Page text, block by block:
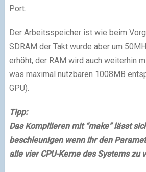
Port.
Der Arbeitsspeicher ist wie beim
SDRAM der Takt wurde aber um
erhöht, der RAM wird auch weiterhin
was maximal nutzbaren 1008MB
GPU).
Tipp:
Das Kompilieren mit “make” lässt
beschleunigen wenn ihr den
alle vier CPU-Kerne des Systems zu